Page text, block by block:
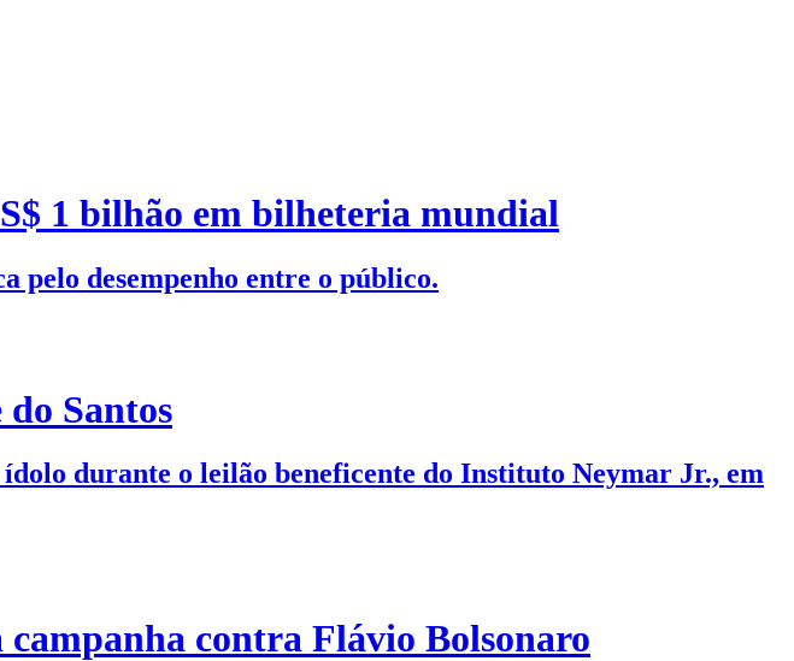
1 bilhão em bilheteria mundial
pelo desempenho entre o público.
do Santos
durante o leilão beneficente do Instituto Neymar Jr., em
contra Flávio Bolsonaro